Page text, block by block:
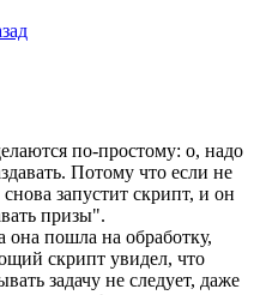
по-простому: о, надо
Потому что если не
запустит скрипт, и он
призы".
она пошла на обработку,
скрипт увидел, что
задачу не следует, даже